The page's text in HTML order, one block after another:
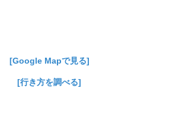
[Google Mapで見る]
[行き方を調べる]